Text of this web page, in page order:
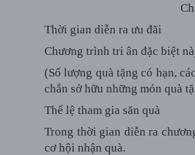
Thời gian diễn ra ưu đãi
Chương trình tri ân đặc biệt
(Số lượng quà tặng có hạn,
chắn sở hữu những món quà
Thể lệ tham gia săn quà
Trong thời gian diễn ra
cơ hội nhận quà.